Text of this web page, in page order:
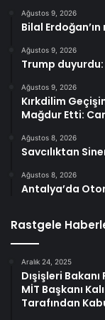
Ağustos 9, 2026
Bilal
Ağustos 9, 2026
Trump
Ağustos 9, 2026
Kırkdilim
Mağdur Etti:
Ağustos 8, 2026
Savcılıktan
Ağustos 8, 2026
Antalya’da
Rastgele
Aralık 24, 2025
Dışişleri
MİT Başkanı
Tarafından